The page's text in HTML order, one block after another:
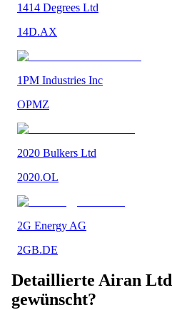
1414 Degrees Ltd
14D.AX
1PM Industries Inc
OPMZ
2020 Bulkers Ltd
2020.OL
2G Energy AG
2GB.DE
Detaillierte Airan Ltd
gewünscht?